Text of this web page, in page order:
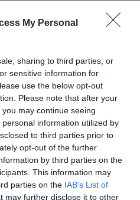
My Personal
sharing to third parties, or
sensitive information for
use the below opt-out
Please note that after your
may continue seeing
information utilized by
to third parties prior to
opt-out of the further
by third parties on the
This information may
parties on the IAB’s List of
may further disclose it to other
στα προϊόντα
20,9% και στα είδη
στο Google
όλες τις ειδήσεις
ΤΡΟΦΙΜΑ